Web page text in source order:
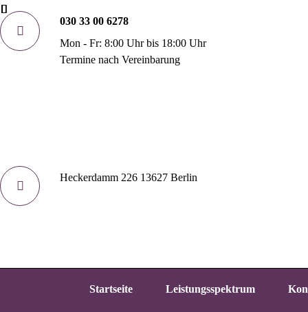
030 33 00 6278
Mon - Fr: 8:00 Uhr bis 18:00 Uhr
Termine nach Vereinbarung
Heckerdamm 226 13627 Berlin
Startseite Leistungsspektrum